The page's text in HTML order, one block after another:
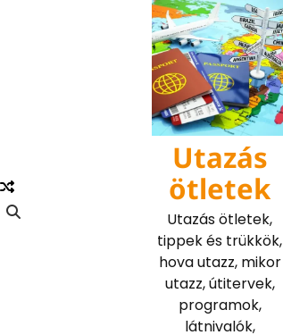
Utazás
ötletek
Utazás ötletek,
tippek és trükkök,
hova utazz, mikor
utazz, útitervek,
programok,
látnivalók,